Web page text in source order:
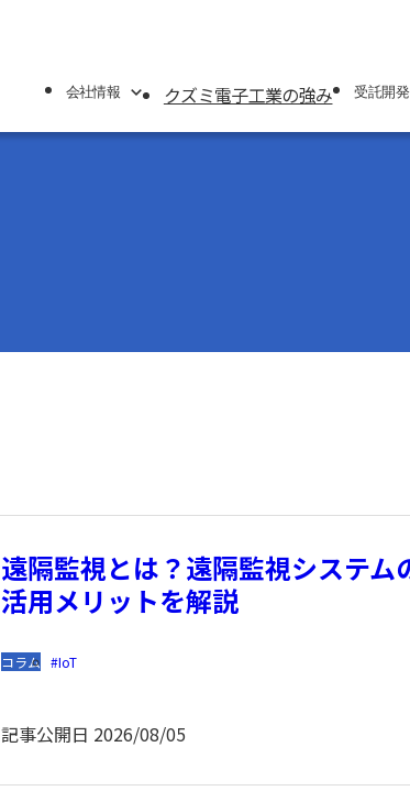
会社情報 クズミ電子工業の強み 受託開
遠隔監視とは？遠隔監視システム
活用メリットを解説
コラム IoT
記事公開日 2026/08/05